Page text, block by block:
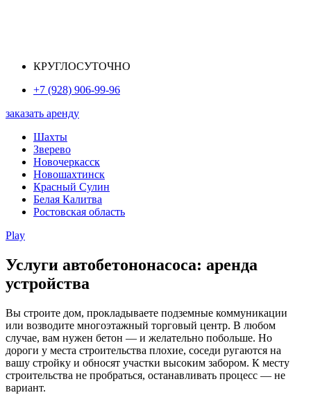
КРУГЛОСУТОЧНО
+7 (928) 906-99-96
заказать аренду
Шахты
Зверево
Новочеркасск
Новошахтинск
Красный Сулин
Белая Калитва
Ростовская область
Play
Услуги автобетононасоса: аренда
устройства
Вы строите дом, прокладываете подземные коммуникации
или возводите многоэтажный торговый центр. В любом
случае, вам нужен бетон — и желательно побольше. Но
дороги у места строительства плохие, соседи ругаются на
вашу стройку и обносят участки высоким забором. К месту
строительства не пробраться, останавливать процесс — не
вариант.